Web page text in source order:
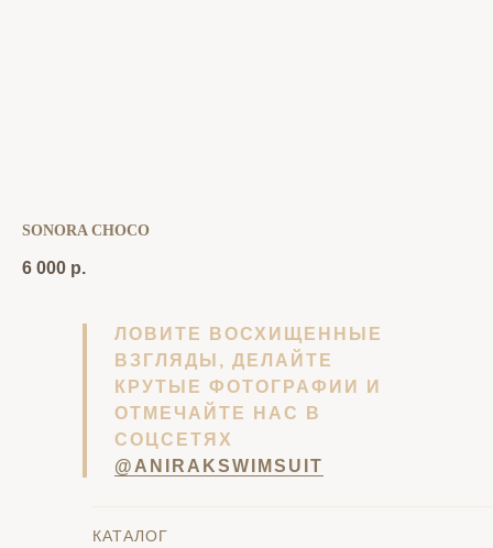
SONORA CHOCO
6 000 р.
ЛОВИТЕ ВОСХИЩЕННЫЕ
ВЗГЛЯДЫ, ДЕЛАЙТЕ
КРУТЫЕ ФОТОГРАФИИ И
ОТМЕЧАЙТЕ НАС В
СОЦСЕТЯХ
@ANIRAKSWIMSUIT
КАТАЛОГ